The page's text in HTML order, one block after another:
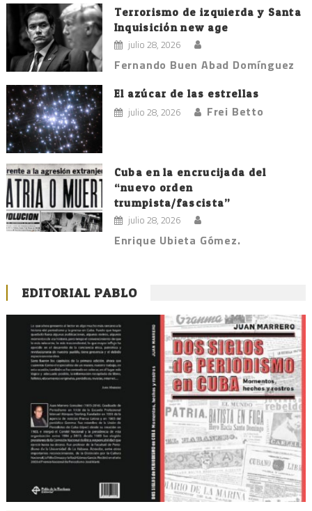
Terrorismo de izquierda y Santa
Inquisición new age
julio 28, 2026
Fernando Buen Abad Domínguez
El azúcar de las estrellas
julio 28, 2026 Frei Betto
Cuba en la encrucijada del
“nuevo orden
trumpista/fascista”
julio 28, 2026
Enrique Ubieta Gómez.
EDITORIAL PABLO